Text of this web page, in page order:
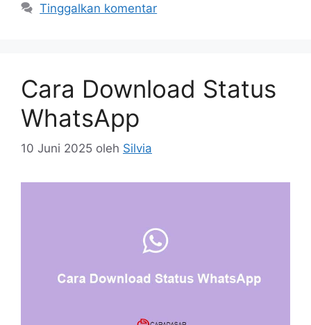
Tinggalkan komentar
Cara Download Status
WhatsApp
10 Juni 2025 oleh Silvia